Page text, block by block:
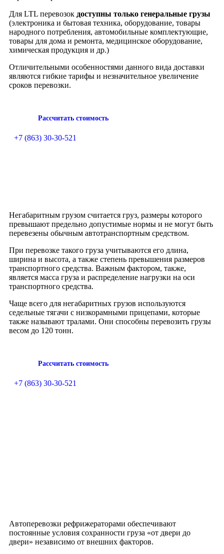
Для LTL перевозок доступны только генеральные грузы
(электроника и бытовая техника, оборудование, товары
народного потребления, автомобильные комплектующие,
товары для дома и ремонта, медицинское оборудование,
химическая продукция и др.)
Отличительными особенностями данного вида доставки
являются гибкие тарифы и незначительное увеличение
сроков перевозки.
Рассчитать стоимость
+7 (863) 30-30-521
Негабаритным грузом считается груз, размеры которого
превышают предельно допустимые нормы и не могут быть
перевезены обычным автотранспортным средством.
При перевозке такого груза учитываются его длина,
ширина и высота, а также степень превышения размеров
транспортного средства. Важным фактором, также,
является масса груза и распределение нагрузки на оси
транспортного средства.
Чаще всего для негабаритных грузов используются
седельные тягачи с низкорамными прицепами, которые
также называют тралами. Они способны перевозить грузы
весом до 120 тонн.
Рассчитать стоимость
+7 (863) 30-30-521
Автоперевозки рефрижераторами обеспечивают
постоянные условия сохранности груза «от двери до
двери» независимо от внешних факторов.